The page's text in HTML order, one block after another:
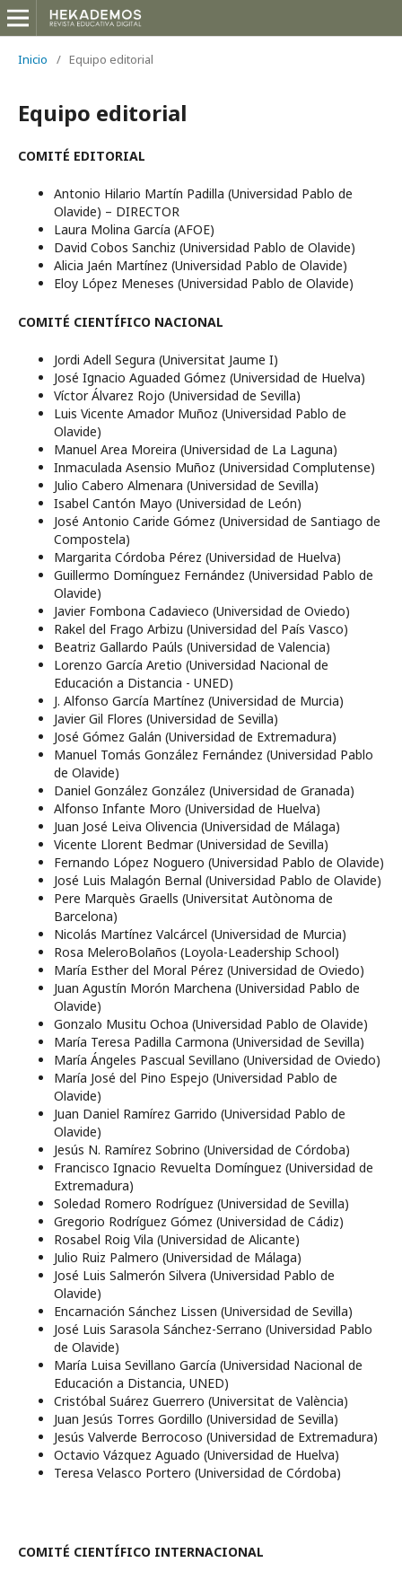
Inicio / Equipo editorial
Equipo editorial
COMITÉ EDITORIAL
Antonio Hilario Martín Padilla (Universidad Pablo de
Olavide) – DIRECTOR
Laura Molina García (AFOE)
David Cobos Sanchiz (Universidad Pablo de Olavide)
Alicia Jaén Martínez (Universidad Pablo de Olavide)
Eloy López Meneses (Universidad Pablo de Olavide)
COMITÉ CIENTÍFICO NACIONAL
Jordi Adell Segura (Universitat Jaume I)
José Ignacio Aguaded Gómez (Universidad de Huelva)
Víctor Álvarez Rojo (Universidad de Sevilla)
Luis Vicente Amador Muñoz (Universidad Pablo de
Olavide)
Manuel Area Moreira (Universidad de La Laguna)
Inmaculada Asensio Muñoz (Universidad Complutense)
Julio Cabero Almenara (Universidad de Sevilla)
Isabel Cantón Mayo (Universidad de León)
José Antonio Caride Gómez (Universidad de Santiago de
Compostela)
Margarita Córdoba Pérez (Universidad de Huelva)
Guillermo Domínguez Fernández (Universidad Pablo de
Olavide)
Javier Fombona Cadavieco (Universidad de Oviedo)
Rakel del Frago Arbizu (Universidad del País Vasco)
Beatriz Gallardo Paúls (Universidad de Valencia)
Lorenzo García Aretio (Universidad Nacional de
Educación a Distancia - UNED)
J. Alfonso García Martínez (Universidad de Murcia)
Javier Gil Flores (Universidad de Sevilla)
José Gómez Galán (Universidad de Extremadura)
Manuel Tomás González Fernández (Universidad Pablo
de Olavide)
Daniel González González (Universidad de Granada)
Alfonso Infante Moro (Universidad de Huelva)
Juan José Leiva Olivencia (Universidad de Málaga)
Vicente Llorent Bedmar (Universidad de Sevilla)
Fernando López Noguero (Universidad Pablo de Olavide)
José Luis Malagón Bernal (Universidad Pablo de Olavide)
Pere Marquès Graells (Universitat Autònoma de
Barcelona)
Nicolás Martínez Valcárcel (Universidad de Murcia)
Rosa MeleroBolaños (Loyola-Leadership School)
María Esther del Moral Pérez (Universidad de Oviedo)
Juan Agustín Morón Marchena (Universidad Pablo de
Olavide)
Gonzalo Musitu Ochoa (Universidad Pablo de Olavide)
María Teresa Padilla Carmona (Universidad de Sevilla)
María Ángeles Pascual Sevillano (Universidad de Oviedo)
María José del Pino Espejo (Universidad Pablo de
Olavide)
Juan Daniel Ramírez Garrido (Universidad Pablo de
Olavide)
Jesús N. Ramírez Sobrino (Universidad de Córdoba)
Francisco Ignacio Revuelta Domínguez (Universidad de
Extremadura)
Soledad Romero Rodríguez (Universidad de Sevilla)
Gregorio Rodríguez Gómez (Universidad de Cádiz)
Rosabel Roig Vila (Universidad de Alicante)
Julio Ruiz Palmero (Universidad de Málaga)
José Luis Salmerón Silvera (Universidad Pablo de
Olavide)
Encarnación Sánchez Lissen (Universidad de Sevilla)
José Luis Sarasola Sánchez-Serrano (Universidad Pablo
de Olavide)
María Luisa Sevillano García (Universidad Nacional de
Educación a Distancia, UNED)
Cristóbal Suárez Guerrero (Universitat de València)
Juan Jesús Torres Gordillo (Universidad de Sevilla)
Jesús Valverde Berrocoso (Universidad de Extremadura)
Octavio Vázquez Aguado (Universidad de Huelva)
Teresa Velasco Portero (Universidad de Córdoba)
COMITÉ CIENTÍFICO INTERNACIONAL